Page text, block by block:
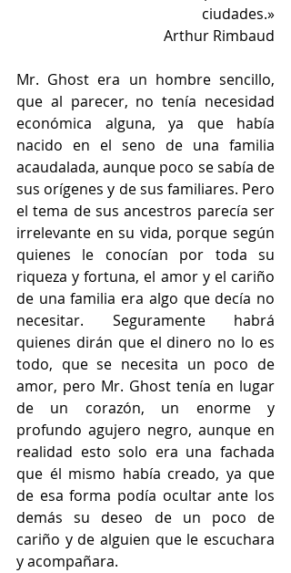
ciudades.»
Arthur Rimbaud
Mr. Ghost era un hombre sencillo,
que al parecer, no tenía necesidad
económica alguna, ya que había
nacido en el seno de una familia
acaudalada, aunque poco se sabía de
sus orígenes y de sus familiares. Pero
el tema de sus ancestros parecía ser
irrelevante en su vida, porque según
quienes le conocían por toda su
riqueza y fortuna, el amor y el cariño
de una familia era algo que decía no
necesitar. Seguramente habrá
quienes dirán que el dinero no lo es
todo, que se necesita un poco de
amor, pero Mr. Ghost tenía en lugar
de un corazón, un enorme y
profundo agujero negro, aunque en
realidad esto solo era una fachada
que él mismo había creado, ya que
de esa forma podía ocultar ante los
demás su deseo de un poco de
cariño y de alguien que le escuchara
y acompañara.